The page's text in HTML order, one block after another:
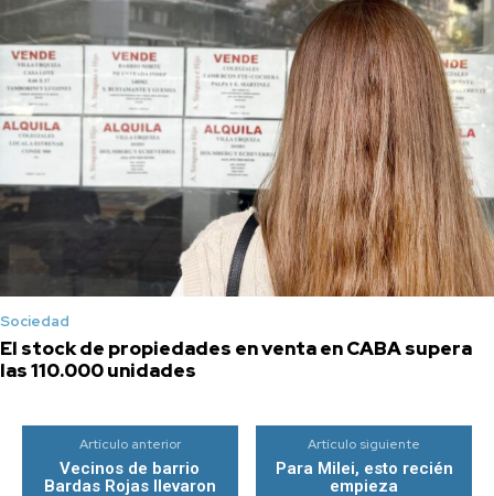
Sociedad
El stock de propiedades en venta en CABA supera
las 110.000 unidades
Artículo anterior
Vecinos de barrio
Bardas Rojas llevaron
Artículo siguiente
Para Milei, esto recién
empieza